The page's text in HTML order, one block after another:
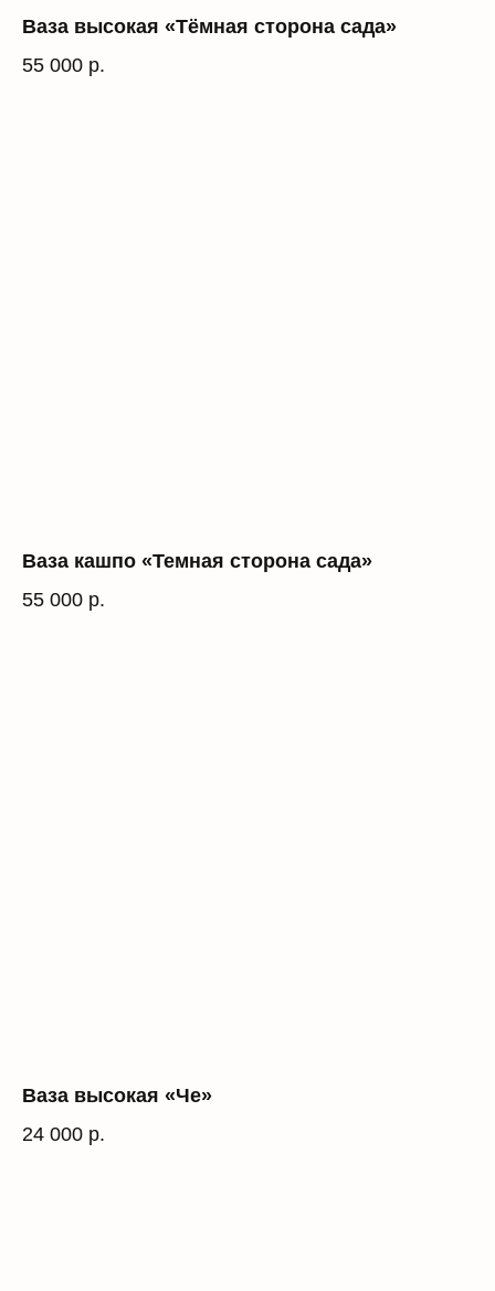
Ваза высокая «Тёмная сторона сада»
55 000 р.
Ваза кашпо «Темная сторона сада»
55 000 р.
Ваза высокая «Че»
24 000 р.